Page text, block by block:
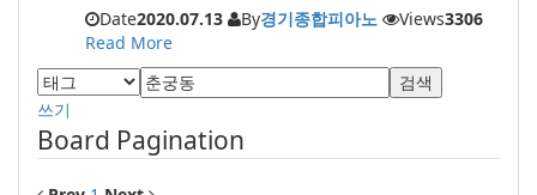
Date2020.07.13 By경기종합피아노 Views3306
Read More
검색
쓰기
Board Pagination